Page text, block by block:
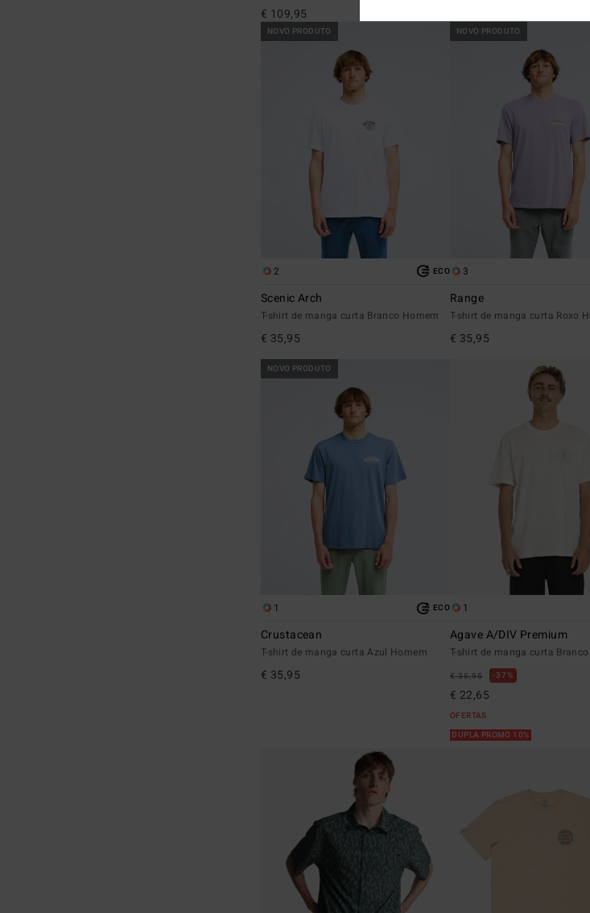
€ 109,95
NOVO PRODUTO
2 ECO
Scenic Arch
T-shirt de manga curta Branco Homem
€ 35,95
NOVO PRODUTO
3
Range
T-shirt de manga curta Roxo
€ 35,95
NOVO PRODUTO
1 ECO
Crustacean
T-shirt de manga curta Azul Homem
€ 35,95
1
Agave A/DIV Premium
T-shirt de manga curta
€ 35,95 37%
€ 22,65
OFERTAS
DUPLA PROMO 10%